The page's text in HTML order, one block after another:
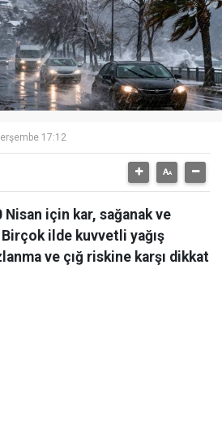
17:12
Nisan için kar, sağanak ve
Birçok ilde kuvvetli yağış
ve çığ riskine karşı dikkat